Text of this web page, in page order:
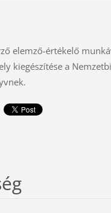
elemző-értékelő
kiegészítése a